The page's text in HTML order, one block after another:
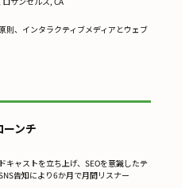
則、インタラクティブメディアとウェブ
ンチ
キャストを立ち上げ、SEOを意識したテ
告知により6か月で月間リスナー